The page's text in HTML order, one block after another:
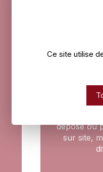
levage
dépose ou
sur site,
Ce site utilise